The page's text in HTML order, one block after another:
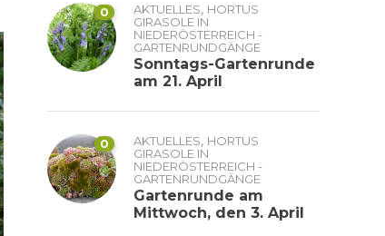
0 AKTUELLES, HORTUS
GIRASOLE IN
NIEDERÖSTERREICH -
GARTENRUNDGÄNGE
Sonntags-Gartenrunde
am 21. April
0 AKTUELLES, HORTUS
GIRASOLE IN
NIEDERÖSTERREICH -
GARTENRUNDGÄNGE
Gartenrunde am
Mittwoch, den 3. April